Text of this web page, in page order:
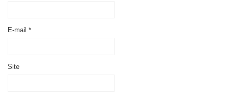
E-mail *
Site